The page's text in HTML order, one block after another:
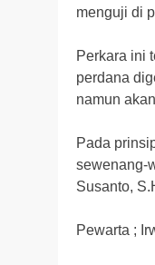
menguji di
Perkara ini
perdana
namun
Pada
sewenang-
Susanto,
Pewarta ;